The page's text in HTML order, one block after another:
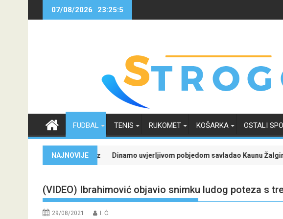
07/08/2026 23:25:6
FUDBAL TENIS RUKOMET KOŠARKA OSTALI
NAJNOVIJE
Isprati borbu za grupnu fazu uz najveće kvote
Dinamo uvjerljivom pobjedom savladao Kaunu Žalgiris i učvrstio
Liga
(VIDEO) Ibrahimović objavio snimku ludog poteza s
29/08/2021 I. Ć.